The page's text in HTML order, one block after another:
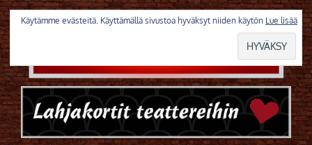
Skip
to
content
Käytämme evästeitä. Käyttämällä sivustoa hyväksyt niiden käytön Lue lisää